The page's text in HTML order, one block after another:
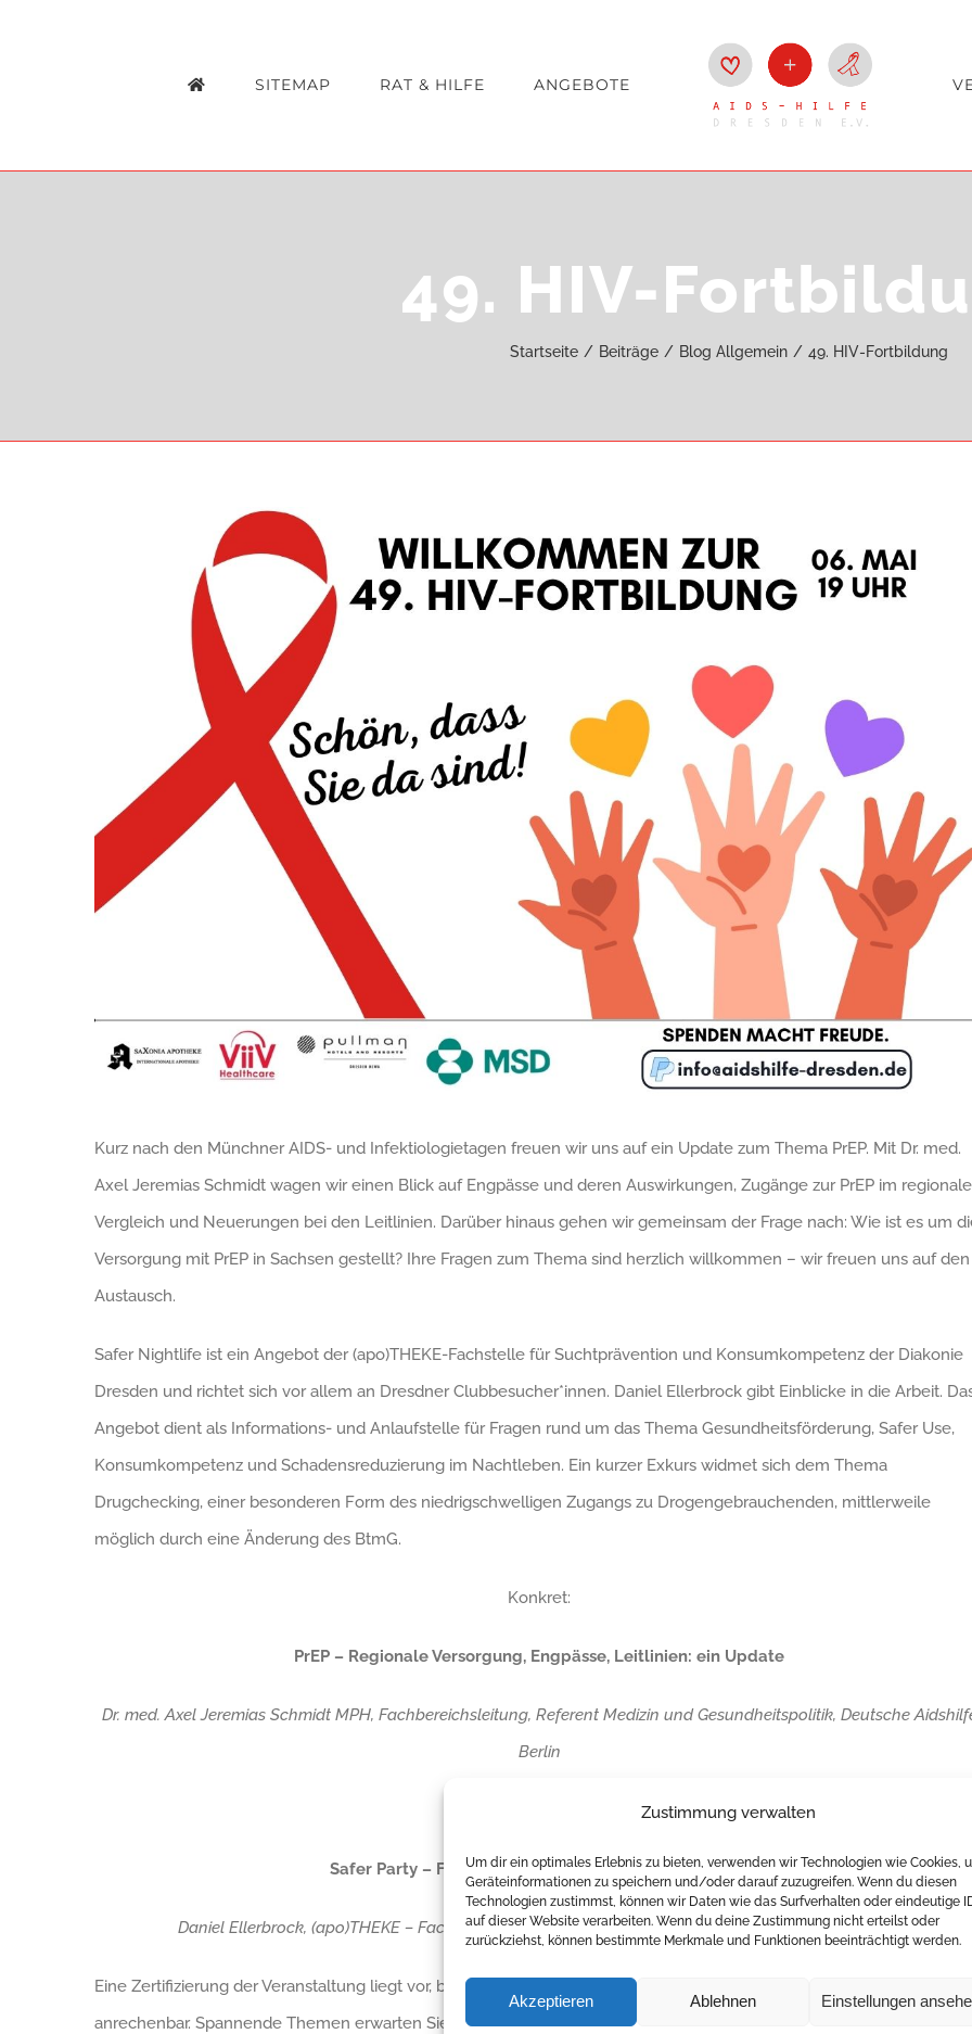
Zustimmung verwalten
Um dir ein optimales Erlebnis zu bieten, verwenden wir Technologien wie Cookies,
Geräteinformationen zu speichern und/oder darauf zuzugreifen. Wenn du diesen
Technologien zustimmst, können wir Daten wie das Surfverhalten oder eindeutige
auf dieser Website verarbeiten. Wenn du deine Zustimmung nicht erteilst oder
zurückziehst, können bestimmte Merkmale und Funktionen beeinträchtigt werden.
Akzeptieren Ablehnen Einstellungen
SITEMAP RAT & HILFE ANGEBOTE
49. HIV-
Startseite Beiträge Blog Allgemein 49. HIV-Fortbildung
Kurz nach den Münchner AIDS- und Infektiologietagen freuen wir uns auf ein Update zum Thema PrEP. Mit Dr. med.
Axel Jeremias Schmidt wagen wir einen Blick auf Engpässe und deren Auswirkungen, Zugänge zur PrEP im
Vergleich und Neuerungen bei den Leitlinien. Darüber hinaus gehen wir gemeinsam der Frage nach: Wie ist es um
Versorgung mit PrEP in Sachsen gestellt? Ihre Fragen zum Thema sind herzlich willkommen – wir freuen uns auf den
Austausch.
Safer Nightlife ist ein Angebot der (apo)THEKE-Fachstelle für Suchtprävention und Konsumkompetenz der Diakonie
Dresden und richtet sich vor allem an Dresdner Clubbesucher*innen. Daniel Ellerbrock gibt Einblicke in die Arbeit.
Angebot dient als Informations- und Anlaufstelle für Fragen rund um das Thema Gesundheitsförderung, Safer Use,
Konsumkompetenz und Schadensreduzierung im Nachtleben. Ein kurzer Exkurs widmet sich dem Thema
Drugchecking, einer besonderen Form des niedrigschwelligen Zugangs zu Drogengebrauchenden, mittlerweile
möglich durch eine Änderung des BtmG.
Konkret:
PrEP – Regionale Versorgung, Engpässe, Leitlinien: ein Update
Dr. med. Axel Jeremias Schmidt MPH, Fachbereichsleitung, Referent Medizin und Gesundheitspolitik, Deutsche
Berlin
Safer Party – Freizeitdrogengebrauch im Nachtleben
Daniel Ellerbrock, (apo)THEKE – Fachstelle für Suchtprävention und Konsumkompetenz (Dresden)
Eine Zertifizierung der Veranstaltung liegt vor, bei Teilnahme sind drei Punkte für das Sächsische Fortbildungsdiplom
anrechenbar. Spannende Themen erwarten Sie somit zur49. HIV-Fortbildung am 06. Mai 2024 um 19 Uhr